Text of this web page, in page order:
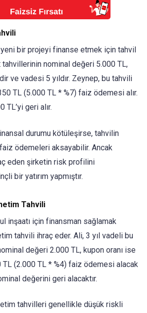
bir projeyi finanse etmek için tahvil
tahvillerinin nominal değeri 5.000 TL,
ve vadesi 5 yıldır. Zeynep, bu tahvili
TL (5.000 TL * %7) faiz ödemesi alır.
TL’yi geri alır.
durumu kötüleşirse, tahvilin
ödemeleri aksayabilir. Ancak
eden şirketin risk profilini
bir yatırım yapmıştır.
Tahvili
inşaatı için finansman sağlamak
tahvili ihraç eder. Ali, 3 yıl vadeli bu
değeri 2.000 TL, kupon oranı ise
TL (2.000 TL * %4) faiz ödemesi alacak
değerini geri alacaktır.
tahvilleri genellikle düşük riskli